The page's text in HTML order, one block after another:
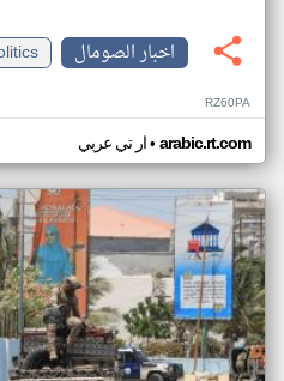
اخبار الصومال
RZ60PA
ار تي عربي• arabic.rt.com